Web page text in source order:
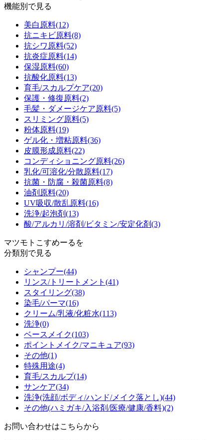
機能別で見る
美白原料(12)
抗ニキビ原料(8)
抗シワ原料(52)
抗炎症原料(14)
保湿原料(60)
抗酸化原料(13)
育毛/スカルプケア(20)
保護・修復原料(2)
毛髪・ダメージケア原料(5)
スリミング原料(5)
粉体原料(19)
ゲル化・増粘原料(36)
皮膜形成原料(22)
コンディショニング原料(26)
乳化/可溶化/分散原料(17)
抗菌・防腐・殺菌原料(8)
油剤原料(20)
UV吸収/散乱原料(16)
洗浄/起泡剤(13)
酸/アルカリ/溶剤/ビタミン/安定化剤(3)
マツモトこすめーるを
分類別で見る
シャンプー(44)
リンス/トリートメント (41)
スタイリング(38)
染毛/パーマ(16)
クリーム/乳液/化粧水(113)
洗浄(0)
ベースメイク(103)
ポイントメイク/マニキュア(93)
その他(1)
特殊用途(4)
育毛/スカルプ(14)
サンケア(34)
洗浄(洗顔/ボディ/ハンド/メイク落とし)(44)
その他(ハミガキ/入浴剤/医療/健康/香料)(2)
お問い合わせはこちらから